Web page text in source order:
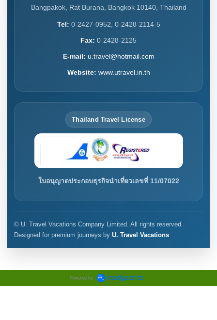
Bangpakok, Rat Burana, Bangkok 10140, Thailand
Tel: 0-2427-0952, 0-2428-2114-5
Fax: 0-2428-2125
E-mail: u.travel@hotmail.com
Website: www.utravel.in.th
Thailand Travel License
ใบอนุญาตประกอบธุรกิจนำเที่ยวเลขที่ 11/07022
© U. Travel Vacations Company Limited. All rights reserved.
Designed for premium journeys by U. Travel Vacations